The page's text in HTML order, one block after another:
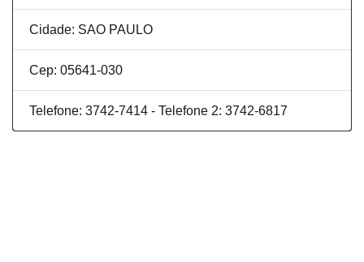
Cidade: SAO PAULO
Cep: 05641-030
Telefone: 3742-7414 - Telefone 2: 3742-6817